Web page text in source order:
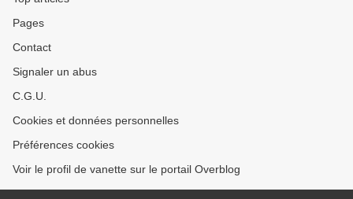
Pages
Contact
Signaler un abus
C.G.U.
Cookies et données personnelles
Préférences cookies
Voir le profil de vanette sur le portail Overblog